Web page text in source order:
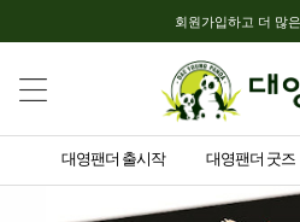
회원가입하고 더 많
대영팬더 출시작 대영팬더 굿즈